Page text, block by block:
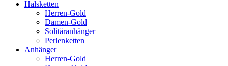
Halsketten
Herren-Gold
Damen-Gold
Solitäranhänger
Perlenketten
Anhänger
Herren-Gold